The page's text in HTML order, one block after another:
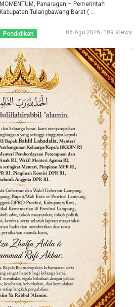
MOMENTUM, Panaragan – Pemerintah
Kabupaten Tulangbawang Barat ( ...
Pendidikan 06 Agu 2026, 189 Views